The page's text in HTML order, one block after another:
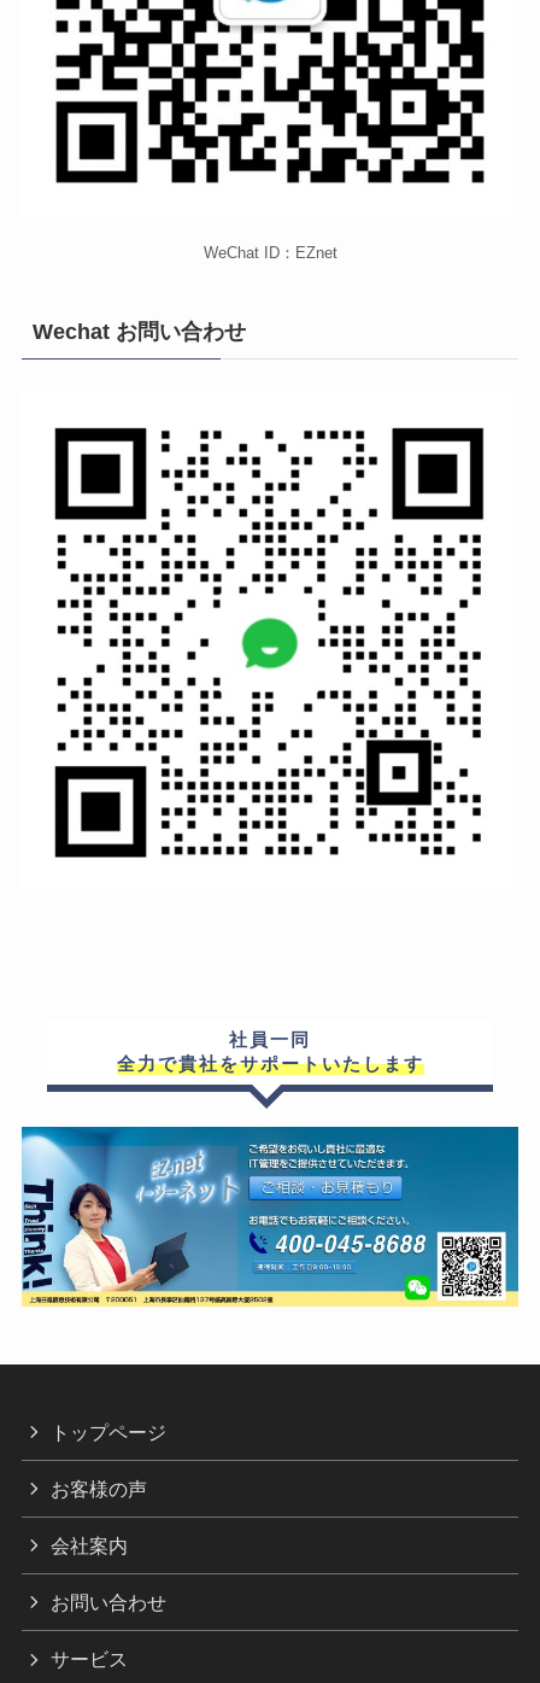
WeChat ID：EZnet
Wechat お問い合わせ
社員一同
全力で貴社をサポートいたします
トップページ
お客様の声
会社案内
お問い合わせ
サービス